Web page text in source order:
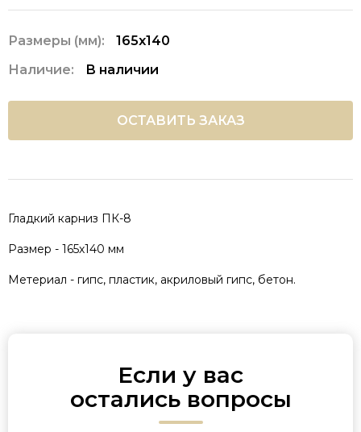
Размеры (мм):
165х140
Наличие:
В наличии
ОСТАВИТЬ ЗАКАЗ
Гладкий карниз ПК-8
Размер - 165х140 мм
Метериал - гипс, пластик, акриловый гипс, бетон.
Если у вас
остались вопросы